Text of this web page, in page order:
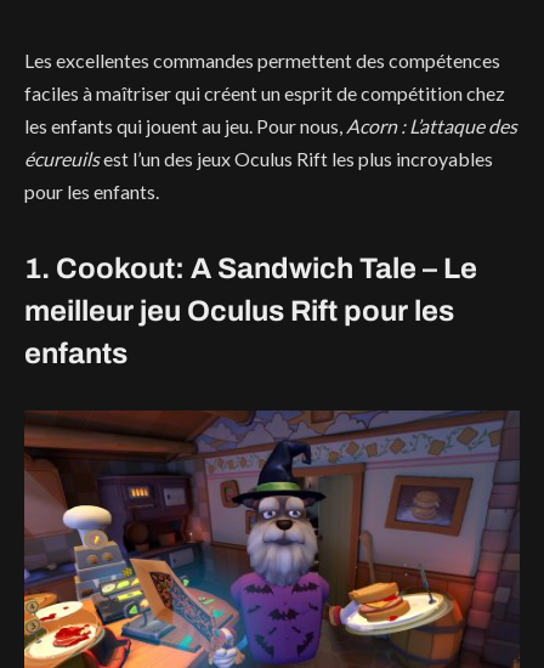
Les excellentes commandes permettent des compétences
faciles à maîtriser qui créent un esprit de compétition chez
les enfants qui jouent au jeu. Pour nous, Acorn : L’attaque des
écureuilsest l’un des jeux Oculus Rift les plus incroyables
pour les enfants.
1. Cookout: A Sandwich Tale – Le
meilleur jeu Oculus Rift pour les
enfants